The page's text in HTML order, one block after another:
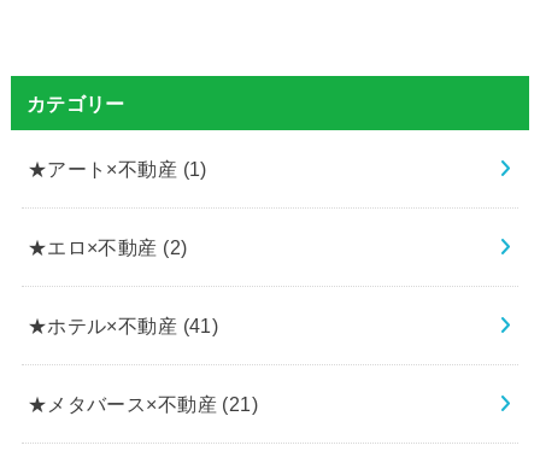
カテゴリー
★アート×不動産 (1)
★エロ×不動産 (2)
★ホテル×不動産 (41)
★メタバース×不動産 (21)